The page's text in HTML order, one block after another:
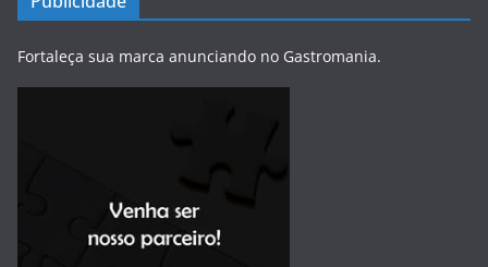
Fortaleça sua marca anunciando no Gastromania.